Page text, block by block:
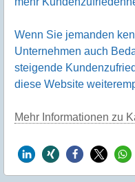
Wenn Sie jemanden
Unternehmen auch
steigende
diese Website
Mehr Informationen zu